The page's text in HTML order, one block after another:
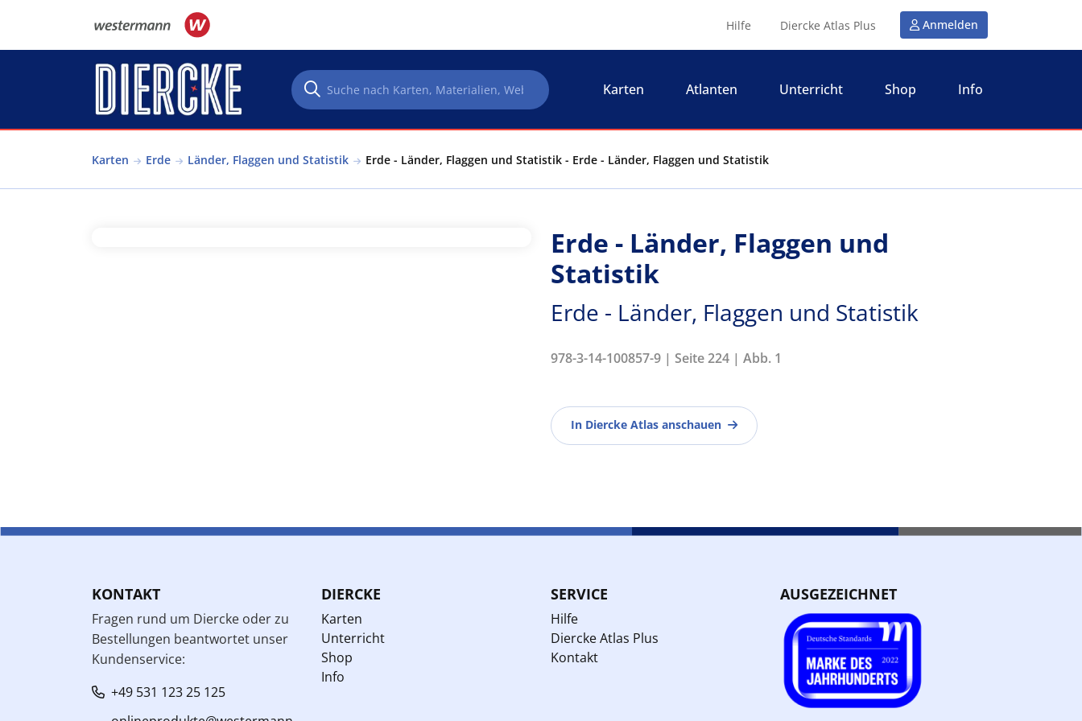
Hilfe Diercke Atlas Plus Anmelden
Karten Atlanten Unterricht Shop Info
Karten Erde Länder, Flaggen und Statistik Erde - Länder, Flaggen und Statistik - Erde - Länder, Flaggen und Statistik
Erde - Länder, Flaggen und
Statistik
Erde - Länder, Flaggen und Statistik
978-3-14-100857-9 | Seite 224 | Abb. 1
In Diercke Atlas anschauen
KONTAKT
Fragen rund um Diercke oder zu
Bestellungen beantwortet unser
Kundenservice:
+49 531 123 25 125
DIERCKE
Karten
Unterricht
Shop
Info
SERVICE
Hilfe
Diercke Atlas Plus
Kontakt
AUSGEZEICHNET